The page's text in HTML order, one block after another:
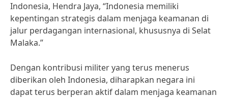
Indonesia, Hendra Jaya, “Indonesia memiliki
kepentingan strategis dalam menjaga keamanan di
jalur perdagangan internasional, khususnya di Selat
Malaka.”
Dengan kontribusi militer yang terus menerus
diberikan oleh Indonesia, diharapkan negara ini
dapat terus berperan aktif dalam menjaga keamanan